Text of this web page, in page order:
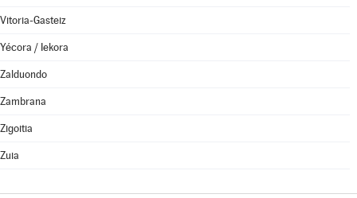
Vitoria-Gasteiz
Yécora / Iekora
Zalduondo
Zambrana
Zigoitia
Zuia